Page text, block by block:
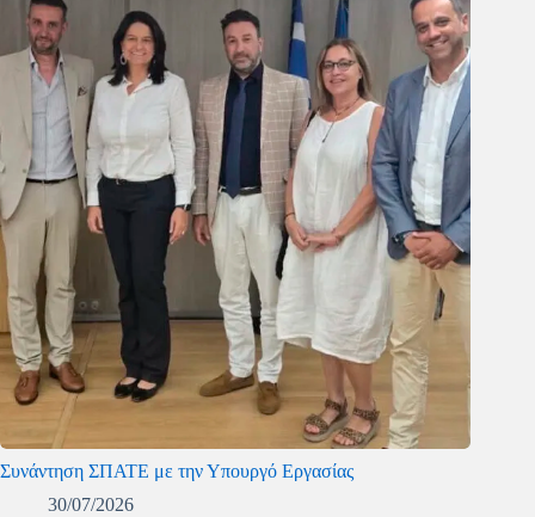
Συνάντηση ΣΠΑΤΕ με την Υπουργό Εργασίας
30/07/2026